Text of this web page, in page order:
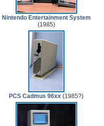
Nintendo Entertainment System
(1985)
PCS Cadmus 96xx (1985?)